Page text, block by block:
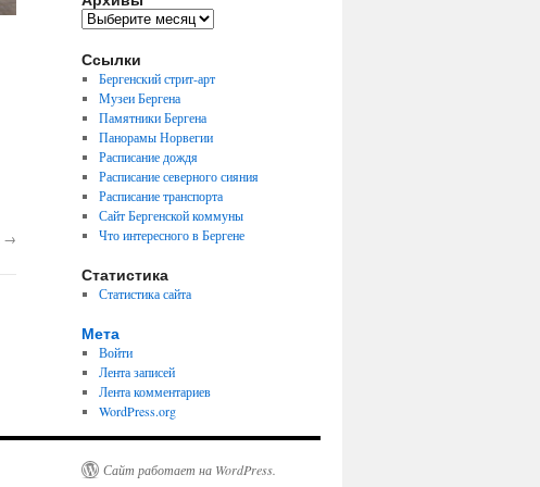
→
Архивы
Ссылки
Бергенский стрит-арт
Музеи Бергена
Памятники Бергена
Панорамы Норвегии
Расписание дождя
Расписание северного сияния
Расписание транспорта
Сайт Бергенской коммуны
Что интересного в Бергене
Статистика
Статистика сайта
Мета
Войти
Лента записей
Лента комментариев
WordPress.org
Сайт работает на WordPress.